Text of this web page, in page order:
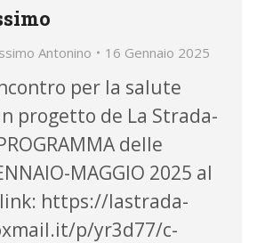
Antonino 16 Gennaio 2025
per la salute
progetto de La Strada-
delle
MAGGIO 2025 al
https://lastrada-
p/yr3d77/c-